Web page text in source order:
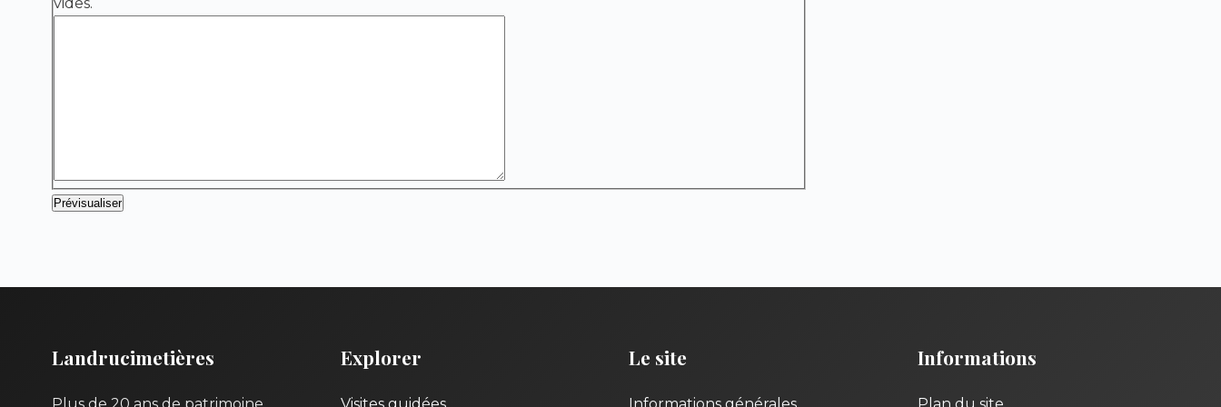
Landrucimetières Explorer Le site Informations